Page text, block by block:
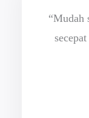
“Mudah